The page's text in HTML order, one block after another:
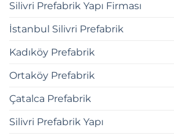
Silivri Prefabrik Yapı Firması
İstanbul Silivri Prefabrik
Kadıköy Prefabrik
Ortaköy Prefabrik
Çatalca Prefabrik
Silivri Prefabrik Yapı